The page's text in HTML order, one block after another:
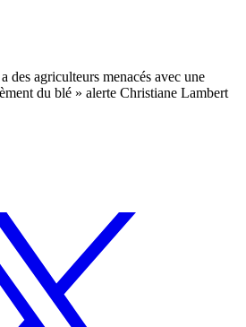
des agriculteurs menacés avec une
du blé » alerte Christiane Lambert